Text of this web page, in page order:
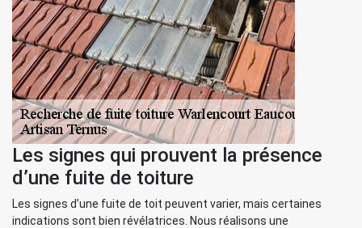
Les signes qui prouvent la présence
d’une fuite de toiture
Les signes d’une fuite de toit peuvent varier, mais certaines
indications sont bien révélatrices. Nous réalisons une